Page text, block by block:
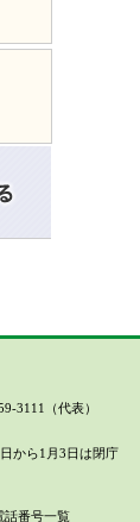
3111（代表）
から1月3日は閉庁
話番号一覧